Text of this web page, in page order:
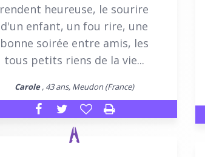
rendent heureuse, le sourire
d'un enfant, un fou rire, une
bonne soirée entre amis, les
tous petits riens de la vie...
Carole, 43 ans, Meudon (France)